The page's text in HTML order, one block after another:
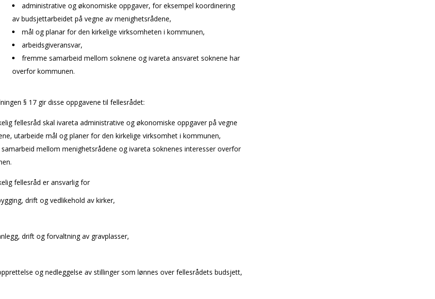
administrative og økonomiske oppgaver, for eksempel koordinering
av budsjettarbeidet på vegne av menighetsrådene,
mål og planar for den kirkelige virksomheten i kommunen,
arbeidsgiveransvar,
fremme samarbeid mellom soknene og ivareta ansvaret soknene har
overfor kommunen.
§ 17 gir disse oppgavene til fellesrådet:
fellesråd skal ivareta administrative og økonomiske oppgaver på vegne
utarbeide mål og planer for den kirkelige virksomhet i kommunen,
mellom menighetsrådene og ivareta soknenes interesser overfor
fellesråd er ansvarlig for
drift og vedlikehold av kirker,
drift og forvaltning av gravplasser,
og nedleggelse av stillinger som lønnes over fellesrådets budsjett,